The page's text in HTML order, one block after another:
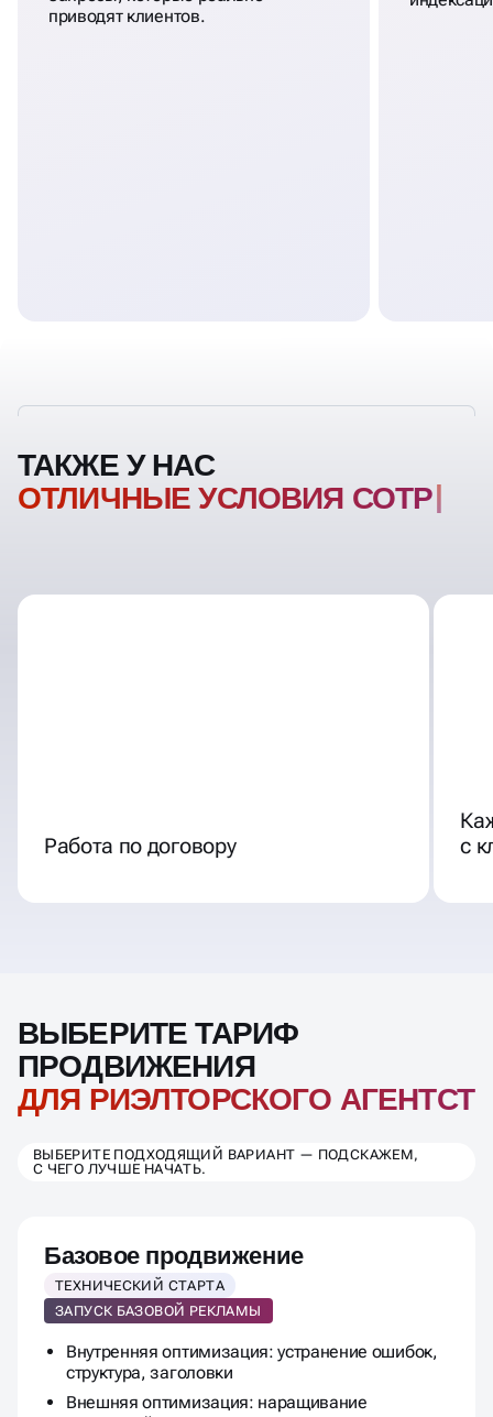
приводят клиентов.
ТАКЖЕ У НАС
ОТЛИЧНЫЕ УСЛОВИЯ
ВЫБЕРИТЕ ТАРИФ
ПРОДВИЖЕНИЯ
Базовое продвижение
ТЕХНИЧЕСКИЙ СТАРТА
ЗАПУСК БАЗОВОЙ РЕКЛАМЫ
Внутренняя оптимизация: устранение ошибок,
структура, заголовки